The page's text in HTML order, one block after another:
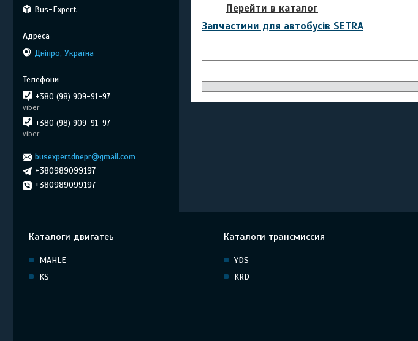
Перейти в каталог
Запчастини для автобусів SETRA
Bus-Expert
Дніпро, Україна
+380 (98) 909-91-97
viber
+380 (98) 909-91-97
viber
busexpertdnepr@gmail.com
+380989099197
+380989099197
Каталоги двигатеь
MAHLE
KS
Каталоги трансмиссия
YDS
KRD